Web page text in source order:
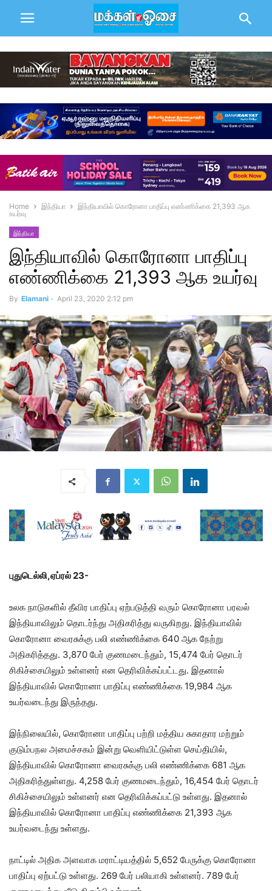
Home இந்தியா
இந்தியாவில் கொரோனா பாதிப்பு எண்ணிக்கை 21,393 ஆக
உயர்வு
இந்தியா
இந்தியாவில் கொரோனா பாதிப்பு
எண்ணிக்கை 21,393 ஆக உயர்வு
By Elamani - April 23, 2020 2:12 pm
புதுடெல்லி,ஏப்ரல் 23-
உலக நாடுகளில் தீவிர பாதிப்பு ஏற்படுத்தி வரும் கொரோனா பரவல்
இந்தியாவிலும் தொடர்ந்து அதிகரித்து வருகிறது. இந்தியாவில்
கொரோனா வைரசுக்கு பலி எண்ணிக்கை 640 ஆக நேற்று
அதிகரித்தது. 3,870 பேர் குணமடைந்தும், 15,474 பேர் தொடர்
சிகிச்சையிலும் உள்ளனர் என தெரிவிக்கப்பட்டது. இதனால்
இந்தியாவில் கொரோனா பாதிப்பு எண்ணிக்கை 19,984 ஆக
உயர்வடைந்து இருந்தது.
இந்நிலையில், கொரோனா பாதிப்பு பற்றி மத்திய சுகாதார மற்றும்
குடும்பநல அமைச்சகம் இன்று வெளியிட்டுள்ள செய்தியில்,
இந்தியாவில் கொரோனா வைரசுக்கு பலி எண்ணிக்கை 681 ஆக
அதிகரித்துள்ளது. 4,258 பேர் குணமடைந்தும், 16,454 பேர் தொடர்
சிகிச்சையிலும் உள்ளனர் என தெரிவிக்கப்பட்டு உள்ளது. இதனால்
இந்தியாவில் கொரோனா பாதிப்பு எண்ணிக்கை 21,393 ஆக
உயர்வடைந்து உள்ளது.
நாட்டில் அதிக அளவாக மராட்டியத்தில் 5,652 பேருக்கு கொரோனா
பாதிப்பு ஏற்பட்டு உள்ளது. 269 பேர் பலியாகி உள்ளனர். 789 பேர்